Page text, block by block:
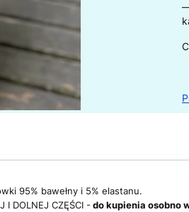
95% bawełny i 5% elastanu.
I DOLNEJ CZĘŚCI - do kupienia osobno